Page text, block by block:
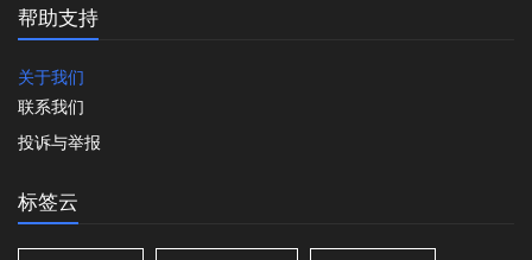
帮助支持
关于我们
联系我们
投诉与举报
标签云